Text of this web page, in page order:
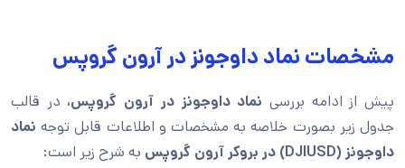
مشخصات نماد داوجونز در آرون گروپس
پیش از ادامه بررسی نماد داوجونز در آرون گروپس، در قالب
جدول زیر بصورت خلاصه به مشخصات و اطلاعات قابل توجه نماد
داوجونز (DJIUSD)
در بروکر آرون گروپس به شرح زیر است: